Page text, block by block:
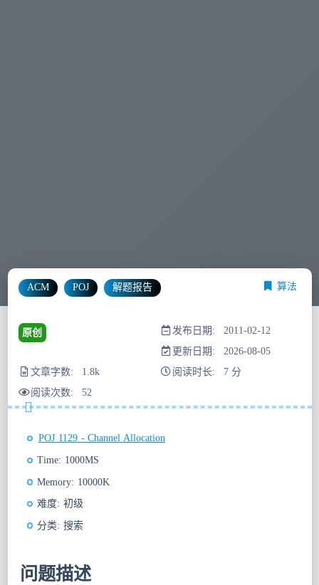
ACM POJ 解题报告 算法
原创
发布日期: 2011-02-12
更新日期: 2026-08-05
文章字数: 1.8k
阅读时长: 7 分
阅读次数: 52
POJ 1129 - Channel Allocation
Time: 1000MS
Memory: 10000K
难度: 初级
分类: 搜索
问题描述